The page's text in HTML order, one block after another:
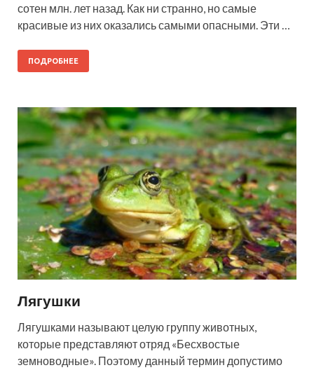
сотен млн. лет назад. Как ни странно, но самые
красивые из них оказались самыми опасными. Эти …
ПОДРОБНЕЕ
Лягушки
Лягушками называют целую группу животных,
которые представляют отряд «Бесхвостые
земноводные». Поэтому данный термин допустимо